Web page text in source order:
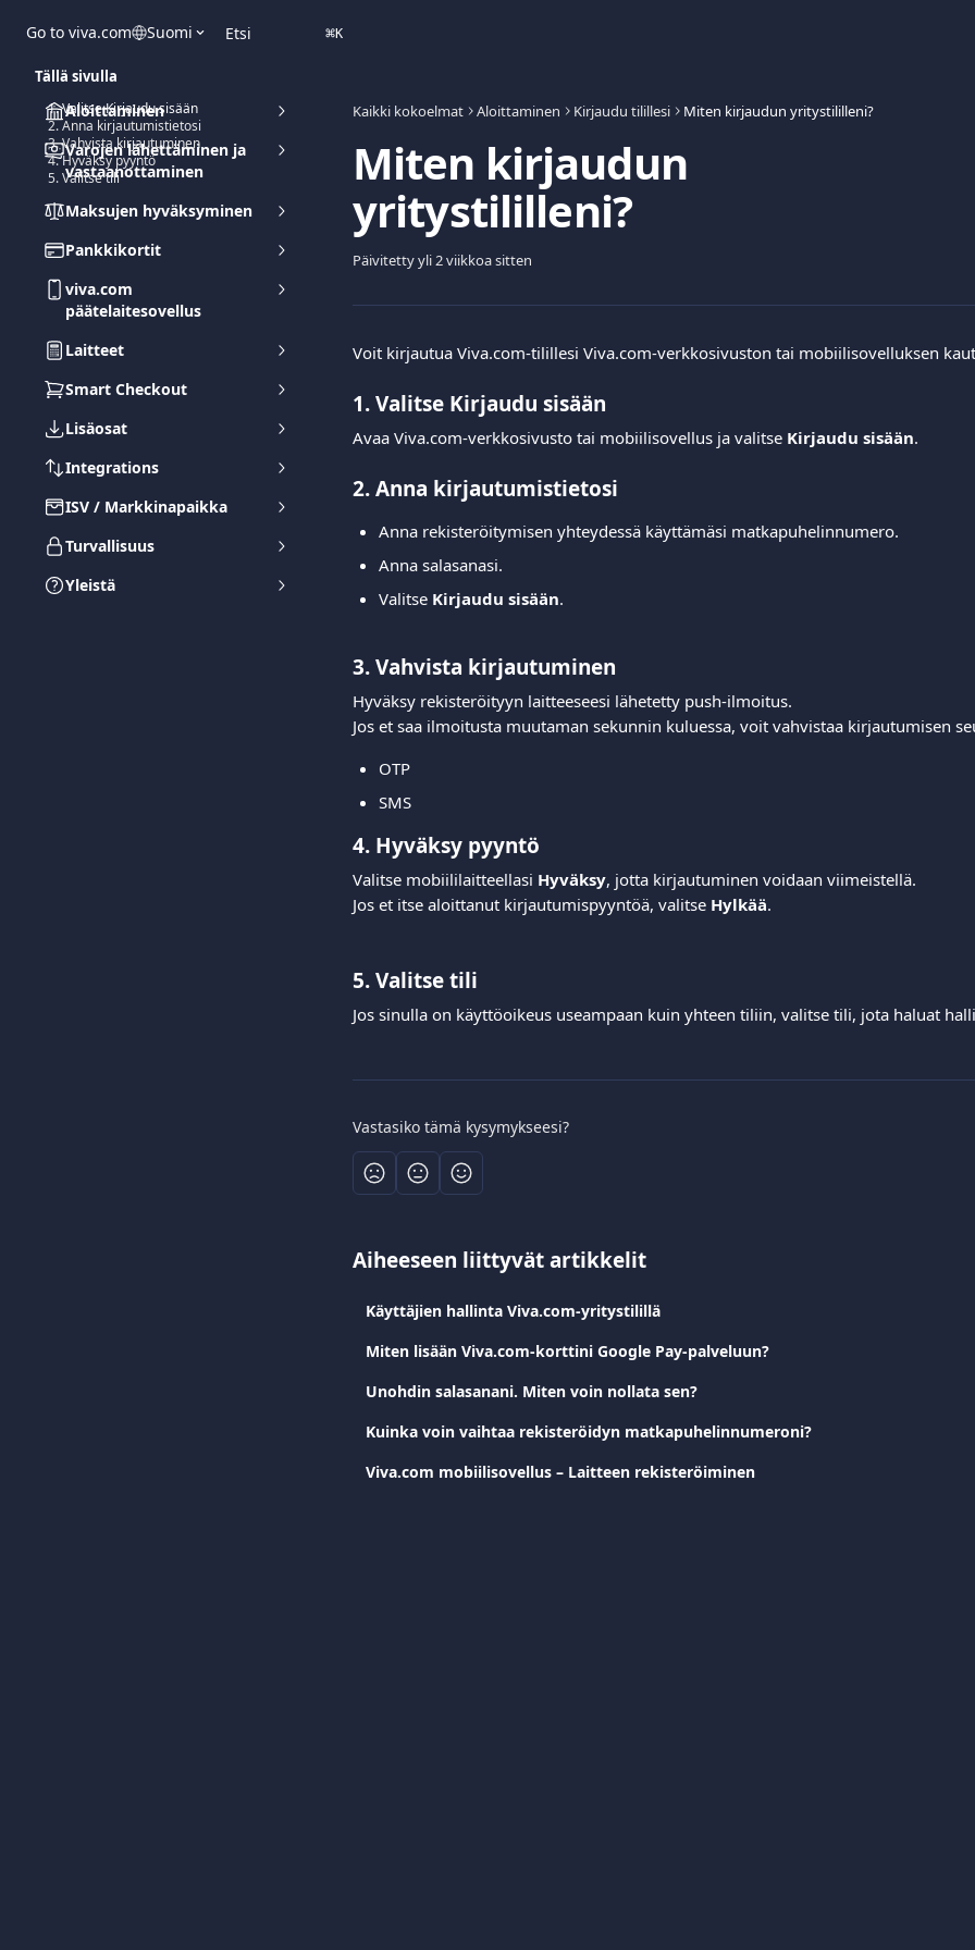
Go to viva.com Suomi Etsi ⌘K
Aloittaminen
Varojen lähettäminen ja
vastaanottaminen
Maksujen hyväksyminen
Pankkikortit
viva.com
päätelaitesovellus
Laitteet
Smart Checkout
Lisäosat
Integrations
ISV / Markkinapaikka
Turvallisuus
Yleistä
Kaikki kokoelmat Aloittaminen Kirjaudu tilillesi Miten kirjaudun yritystililleni?
Miten kirjaudun
yritystililleni?
Päivitetty yli 2 viikkoa sitten
Voit kirjautua Viva.com-tilillesi Viva.com-verkkosivuston tai mobiilisovelluksen
1. Valitse Kirjaudu sisään
Avaa Viva.com-verkkosivusto tai mobiilisovellus ja valitse Kirjaudu sisään.
2. Anna kirjautumistietosi
Anna rekisteröitymisen yhteydessä käyttämäsi matkapuhelinnumero.
Anna salasanasi.
Valitse Kirjaudu sisään.
3. Vahvista kirjautuminen
Hyväksy rekisteröityyn laitteeseesi lähetetty push-ilmoitus.
Jos et saa ilmoitusta muutaman sekunnin kuluessa, voit vahvistaa kirjautumisen
OTP
SMS
4. Hyväksy pyyntö
Valitse mobiililaitteellasi Hyväksy, jotta kirjautuminen voidaan viimeistellä.
Jos et itse aloittanut kirjautumispyyntöä, valitse Hylkää.
5. Valitse tili
Jos sinulla on käyttöoikeus useampaan kuin yhteen tiliin, valitse tili, jota haluat
Vastasiko tämä kysymykseesi?
Aiheeseen liittyvät artikkelit
Käyttäjien hallinta Viva.com-yritystilillä
Miten lisään Viva.com-korttini Google Pay-palveluun?
Unohdin salasanani. Miten voin nollata sen?
Kuinka voin vaihtaa rekisteröidyn matkapuhelinnumeroni?
Viva.com mobiilisovellus – Laitteen rekisteröiminen
Tällä sivulla
1. Valitse Kirjaudu sisään
2. Anna kirjautumistietosi
3. Vahvista kirjautuminen
4. Hyväksy pyyntö
5. Valitse tili